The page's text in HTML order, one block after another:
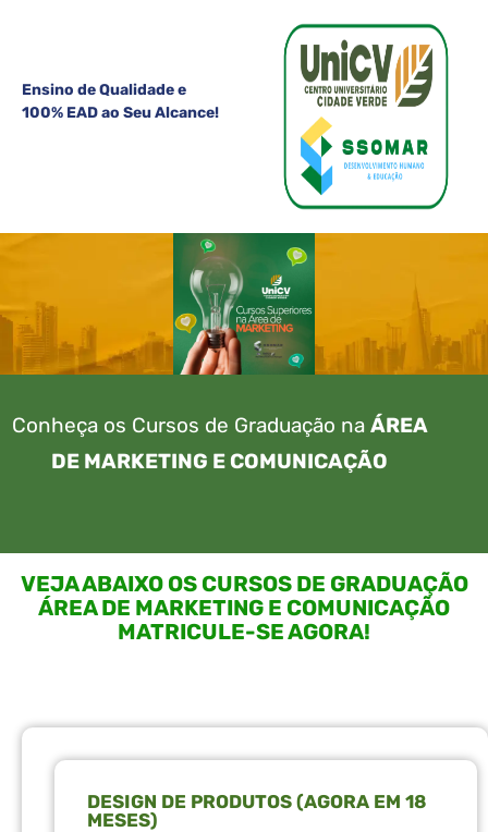
Ensino de Qualidade e
100% EAD ao Seu Alcance!
Conheça os Cursos de Graduação na ÁREA
DE MARKETING E COMUNICAÇÃO
VEJA ABAIXO OS CURSOS DE GRADUAÇÃO
ÁREA DE MARKETING E COMUNICAÇÃO
MATRICULE-SE AGORA!
DESIGN DE PRODUTOS (AGORA EM 18
MESES)